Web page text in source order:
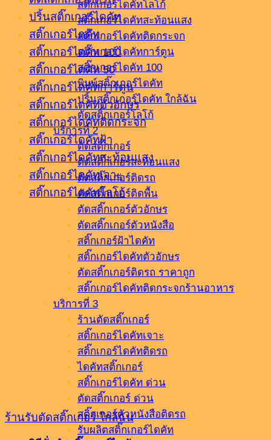
สติ๊กเกอร์ไดคัทโลโก้
สติ๊กเกอร์ไดคัทสะท้อนแสง
สติ๊กเกอร์ไดคัทติดกระจก
สติ๊กเกอร์ไดคัทการ์ตูน
สติ๊กเกอร์ไดคัท 100
พิมพ์สติ๊กเกอร์ไดคัท
ปริ้นสติ๊กเกอร์ไดคัท ใกล้ฉัน
ตัดสติ๊กเกอร์โลโก้
บริการที่ 2
ตัดสติ๊กเกอร์
ตัดสติ๊กเกอร์สะท้อนแสง
ตัดสติ๊กเกอร์ติดรถ
ตัดสติ๊กเกอร์ติดพื้น
ตัดสติ๊กเกอร์ตัวอักษร
ตัดสติ๊กเกอร์ตัวหนังสือ
สติ๊กเกอร์ฝ้าไดคัท
สติ๊กเกอร์ไดคัทตัวอักษร
ตัดสติ๊กเกอร์ติดรถ ราคาถูก
สติ๊กเกอร์ไดคัทติดกระจกร้านอาหาร
บริการที่ 3
ร้านตัดสติ๊กเกอร์
สติ๊กเกอร์ไดคัทเจาะ
สติ๊กเกอร์ไดคัทติดรถ
ไดคัทสติ๊กเกอร์
สติ๊กเกอร์ไดคัท ด่วน
ตัดสติ๊กเกอร์ ด่วน
สติ๊กเกอร์ตัวหนังสือติดรถ
รับผลิตสติ๊กเกอร์ไดคัท
ปริ้นสติ๊กเกอร์ไดคัท
สติ๊กเกอร์ไดคัท
สติ๊กเกอร์ไดคัท 100
สติ๊กเกอร์ไดคัท 50
สติ๊กเกอร์ไดคัทการ์ตูน
สติ๊กเกอร์ไดคัทตัวอักษร
สติ๊กเกอร์ไดคัทติดกระจก
สติ๊กเกอร์ไดคัทฝ้า
สติ๊กเกอร์ไดคัทสะท้อนแสง
สติ๊กเกอร์ไดคัทเจาะ
สติ๊กเกอร์ไดคัทโลโก้
ร้านรับตัดสติ๊กเกอร์ ใกล้ฉัน